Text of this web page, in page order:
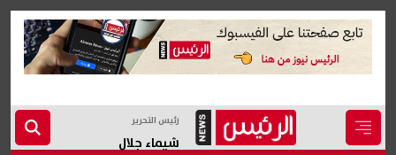
رئيس التحرير
شيماء جلال